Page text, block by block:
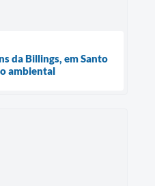
da Billings, em Santo
ambiental